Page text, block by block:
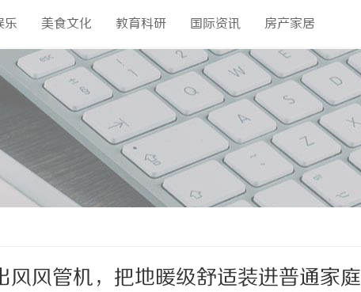
乐 美食文化 教育科研 国际资讯 房产家居
风管机，把地暖级舒适装进普通家庭